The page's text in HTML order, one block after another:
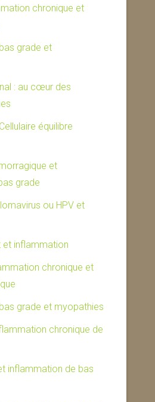
chronique et
grade et
: au cœur des
équilibre
et
grade
ou HPV et
et inflammation
chronique et
grade et myopathies
chronique de
inflammation de bas